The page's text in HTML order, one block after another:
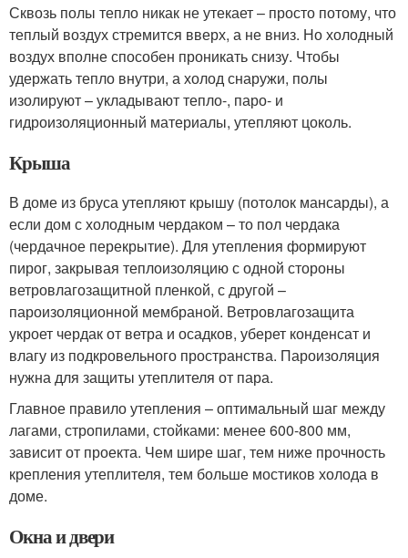
Сквозь полы тепло никак не утекает – просто потому, что
теплый воздух стремится вверх, а не вниз. Но холодный
воздух вполне способен проникать снизу. Чтобы
удержать тепло внутри, а холод снаружи, полы
изолируют – укладывают тепло-, паро- и
гидроизоляционный материалы, утепляют цоколь.
Крыша
В доме из бруса утепляют крышу (потолок мансарды), а
если дом с холодным чердаком – то пол чердака
(чердачное перекрытие). Для утепления формируют
пирог, закрывая теплоизоляцию с одной стороны
ветровлагозащитной пленкой, с другой –
пароизоляционной мембраной. Ветровлагозащита
укроет чердак от ветра и осадков, уберет конденсат и
влагу из подкровельного пространства. Пароизоляция
нужна для защиты утеплителя от пара.
Главное правило утепления – оптимальный шаг между
лагами, стропилами, стойками: менее 600-800 мм,
зависит от проекта. Чем шире шаг, тем ниже прочность
крепления утеплителя, тем больше мостиков холода в
доме.
Окна и двери